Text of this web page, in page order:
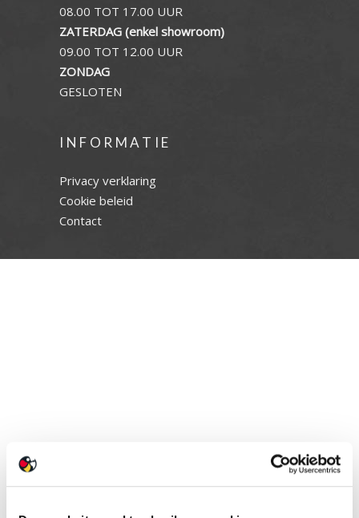
08.00 TOT 17.00 UUR
ZATERDAG (enkel showroom)
09.00 TOT 12.00 UUR
ZONDAG
GESLOTEN
INFORMATIE
Privacy verklaring
Cookie beleid
Contact